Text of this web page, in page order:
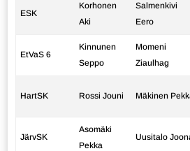
ESK
Korhonen
Aki
Salmenkivi
Eero
EtVaS 6
Kinnunen
Seppo
Momeni
Ziaulhag
HartSK Rossi Jouni Mäkinen
JärvSK
Asomäki
Pekka
Uusitalo